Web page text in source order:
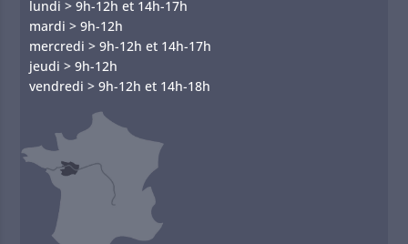
lundi > 9h-12h et 14h-17h
mardi > 9h-12h
mercredi > 9h-12h et 14h-17h
jeudi > 9h-12h
vendredi > 9h-12h et 14h-18h